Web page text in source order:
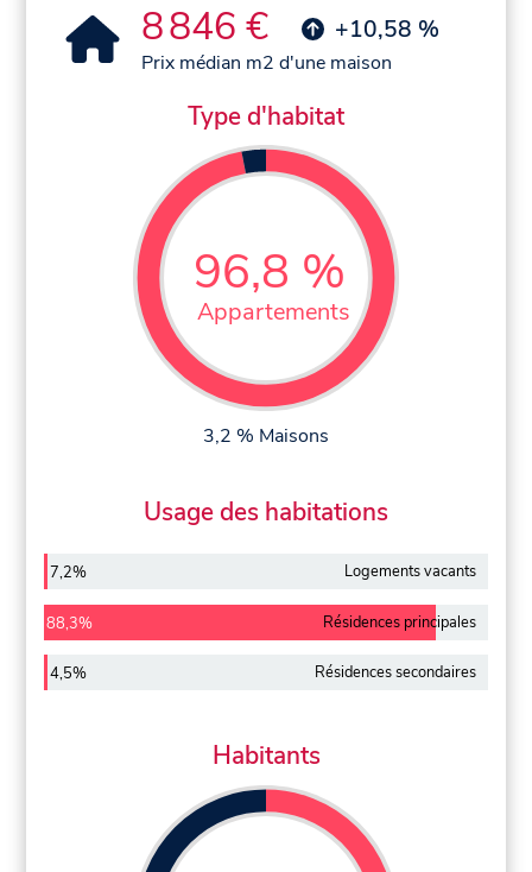
8 846 € +10,58 %
Prix médian m2 d'une maison
Type d'habitat
96,8 %
Appartements
3,2 % Maisons
Usage des habitations
7,2% Logements vacants
88,3% Résidences principales
4,5% Résidences secondaires
Habitants